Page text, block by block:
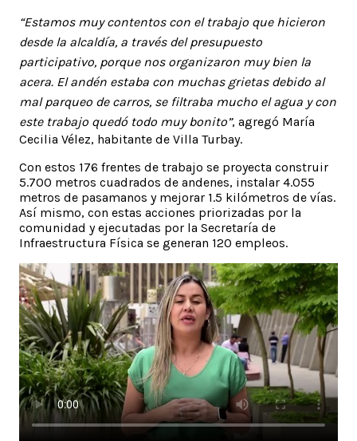
“Estamos muy contentos con el trabajo que hicieron
desde la alcaldía, a través del presupuesto
participativo, porque nos organizaron muy bien la
acera. El andén estaba con muchas grietas debido al
mal parqueo de carros, se filtraba mucho el agua y con
este trabajo quedó todo muy bonito”, agregó María
Cecilia Vélez, habitante de Villa Turbay.
Con estos 176 frentes de trabajo se proyecta construir
5.700 metros cuadrados de andenes, instalar 4.055
metros de pasamanos y mejorar 1.5 kilómetros de vías.
Así mismo, con estas acciones priorizadas por la
comunidad y ejecutadas por la Secretaría de
Infraestructura Física se generan 120 empleos.